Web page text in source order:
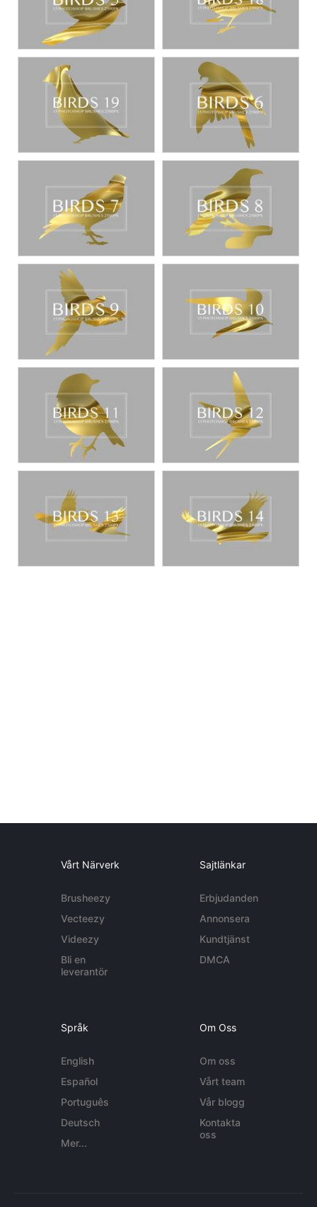
Vårt Närverk
Brusheezy
Vecteezy
Videezy
Bli en
leverantör
Sajtlänkar
Erbjudanden
Annonsera
Kundtjänst
DMCA
Språk
English
Español
Português
Deutsch
Mer...
Om Oss
Om oss
Vårt team
Vår blogg
Kontakta
oss